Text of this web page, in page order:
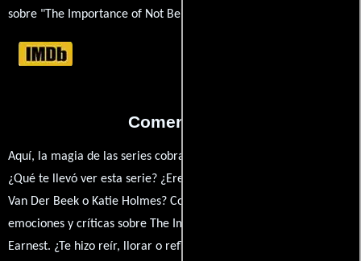
sobre "The Importance of Not Being Too Earnest".
Comentarios
Aquí, la magia de las series cobra vida a través de tus opiniones.
¿Qué te llevó ver esta serie? ¿Eres fan de Joanna Kerns, James
Van Der Beek o Katie Holmes? Comparte tus pensamientos,
emociones y críticas sobre The Importance of Not Being Too
Earnest. ¿Te hizo reír, llorar o reflexionar? Este es el lugar para